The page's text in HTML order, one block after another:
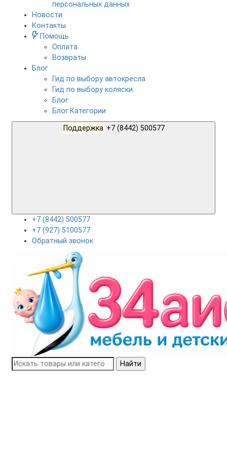
персональных данных
Новости
Контакты
Помощь
Оплата
Возвраты
Блог
Гид по выбору автокресла
Гид по выбору коляски
Блог
Блог.Категории
Поддержка
+7 (8442) 500577
+7 (927) 5100577
Обратный звонок
Найти